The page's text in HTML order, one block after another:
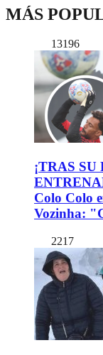
MÁS
13196
¡TRAS
Colo Colo
Vozinha:
2217